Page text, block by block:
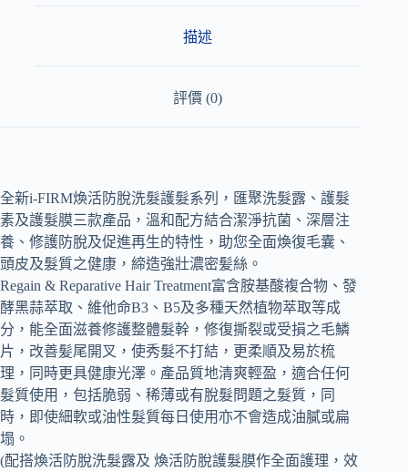
描述
評價 (0)
全新i-FIRM煥活防脫洗髮護髮系列，匯聚洗髮露、護髮
素及護髮膜三款產品，溫和配方結合潔淨抗菌、深層注
養、修護防脫及促進再生的特性，助您全面煥復毛囊、
頭皮及髮質之健康，締造強壯濃密髪絲。
Regain & Reparative Hair Treatment富含胺基酸複合物、發
酵黑蒜萃取、維他命B3、B5及多種天然植物萃取等成
分，能全面滋養修護整體髮幹，修復撕裂或受損之毛鱗
片，改善髪尾開叉，使秀髮不打結，更柔順及易於梳
理，同時更具健康光澤。產品質地清爽輕盈，適合任何
髮質使用，包括脆弱、稀薄或有脫髮問題之髮質，同
時，即使細軟或油性髮質每日使用亦不會造成油膩或扁
塌。
(配搭煥活防脫洗髮露及 煥活防脫護髮膜作全面護理，效